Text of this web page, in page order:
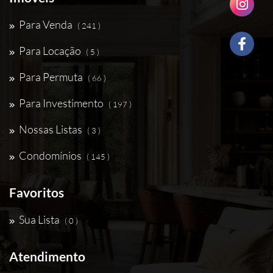
Para Venda ( 241 )
Para Locação ( 5 )
Para Permuta ( 66 )
Para Investimento ( 197 )
Nossas Listas ( 3 )
Condomínios ( 145 )
Favoritos
Sua Lista ( 0 )
Atendimento